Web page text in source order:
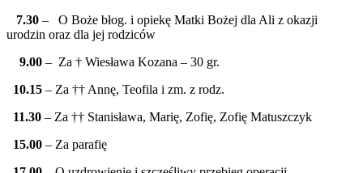
7.30 – O Boże błog. i opiekę Matki Bożej dla Ali z okazji
urodzin oraz dla jej rodziców
9.00 – Za † Wiesława Kozana – 30 gr.
10.15 – Za †† Annę, Teofila i zm. z rodz.
11.30 – Za †† Stanisława, Marię, Zofię, Zofię Matuszczyk
15.00 – Za parafię